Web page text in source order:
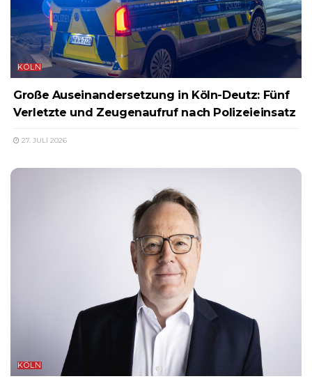
KÖLN
Große Auseinandersetzung in Köln-Deutz: Fünf
Verletzte und Zeugenaufruf nach Polizeieinsatz
27. JULI 2026
KÖLN